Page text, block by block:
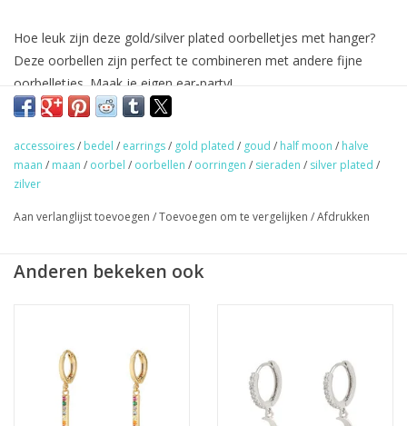
Hoe leuk zijn deze gold/silver plated oorbelletjes met hanger?
Deze oorbellen zijn perfect te combineren met andere fijne
oorbelletjes. Maak je eigen ear-party!
Gold/silver plated & 100% nikkel vrij.
★GRATISverzending vanaf €50,- (NL)
★ Sieraden & haaraccessoires verzending €1,95 (NL)
★ Veilig en snel betalen
accessoires/ bedel / earrings/ gold plated / goud / half moon / halve
maan / maan / oorbel / oorbellen / oorringen / sieraden / silver plated /
zilver
Aan verlanglijst toevoegen /Toevoegen om te vergelijken /Afdrukken
Anderen bekeken ook